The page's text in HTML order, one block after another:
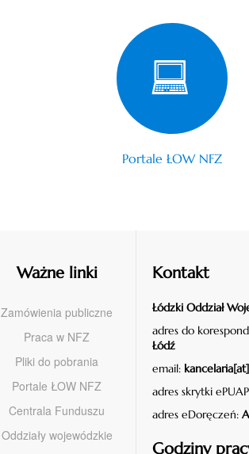
Portale ŁOW NFZ
Ważne linki
Zamówienia publiczne
Praca w NFZ
Pliki do pobrania
Portale ŁOW NFZ
Centrala Funduszu
Oddziały wojewódzkie
Kontakt
Łódzki Oddział
adres do
Łódź
email:
adres skrytki
adres eDoręczeń:
Godziny